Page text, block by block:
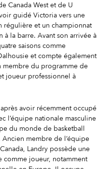
Canada West et de U
guidé Victoria vers une
régulière et un championnat
à la barre. Avant son arrivée à
saisons comme
et compte également
membre du programme de
joueur professionnel à
avoir récemment occupé
l’équipe nationale masculine
du monde de basketball
membre de l’équipe
Landry possède une
comme joueur, notamment